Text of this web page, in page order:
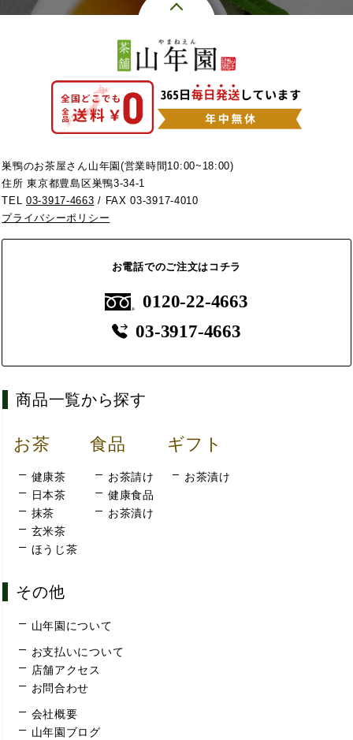
巣鴨のお茶屋さん山年園(営業時間10:00~18:00)
住所 東京都豊島区巣鴨3-34-1
TEL03-3917-4663 / FAX 03-3917-4010
プライバシーポリシー
お電話でのご注文はコチラ
0120-22-4663
03-3917-4663
商品一覧から探す
お茶
健康茶
日本茶
抹茶
玄米茶
ほうじ茶
食品
お茶請け
健康食品
お茶漬け
ギフト
お茶漬け
その他
山年園について
お支払いについて
店舗アクセス
お問合わせ
会社概要
山年園ブログ